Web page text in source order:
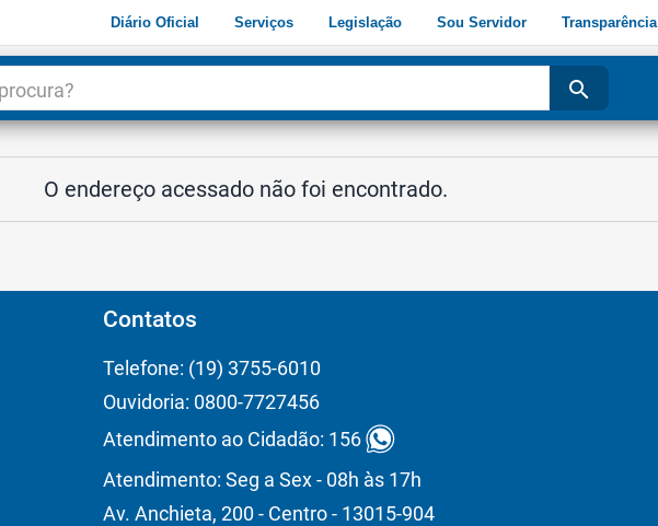
Diário Oficial Serviços Legislação Sou Servidor Transparência
search
O endereço acessado não foi encontrado.
Contatos
Telefone: (19) 3755-6010
Ouvidoria: 0800-7727456
Atendimento ao Cidadão: 156
Atendimento: Seg a Sex - 08h às 17h
Av. Anchieta, 200 - Centro - 13015-904